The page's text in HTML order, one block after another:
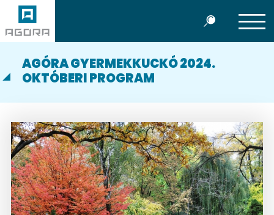
AGÓRA GYERMEKKUCKÓ 2024.
OKTÓBERI PROGRAM